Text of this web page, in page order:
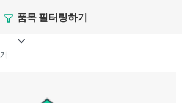
에 대한 실행 가능한 데이터와 HPE
에 지원되는 지원 계약을 제공하는
디지털 경험인 HPE 서비스 포털 액
품목 필터링하기